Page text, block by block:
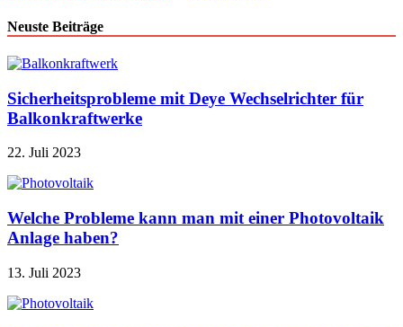
Neuste Beiträge
Sicherheitsprobleme mit Deye Wechselrichter für
Balkonkraftwerke
22. Juli 2023
Welche Probleme kann man mit einer Photovoltaik
Anlage haben?
13. Juli 2023